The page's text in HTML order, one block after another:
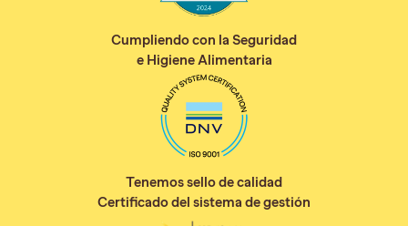
Cumpliendo con la Seguridad
e Higiene Alimentaria
Tenemos sello de calidad
Certificado del sistema de gestión